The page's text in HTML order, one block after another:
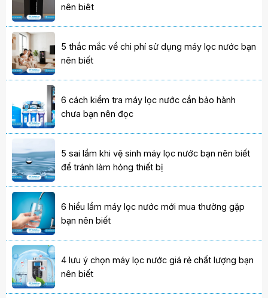
nên biêt
5 thắc mắc về chi phí sử dụng máy lọc nước bạn
nên biết
6 cách kiểm tra máy lọc nước cần bảo hành
chưa bạn nên đọc
5 sai lầm khi vệ sinh máy lọc nước bạn nên biết
để tránh làm hỏng thiết bị
6 hiểu lầm máy lọc nước mới mua thường gặp
bạn nên biết
4 lưu ý chọn máy lọc nước giá rẻ chất lượng bạn
nên biết